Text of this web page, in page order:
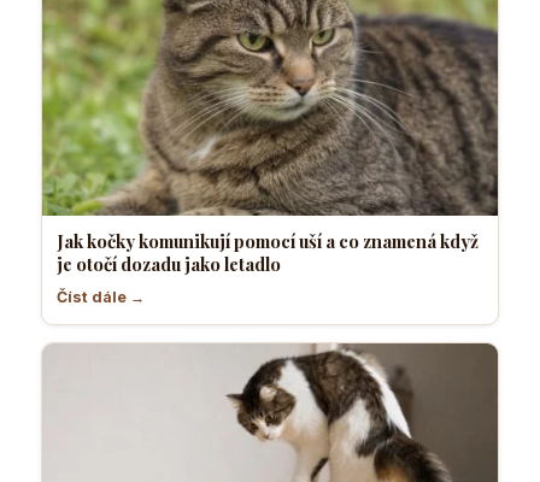
Jak kočky komunikují pomocí uší a co znamená když
je otočí dozadu jako letadlo
Číst dále →